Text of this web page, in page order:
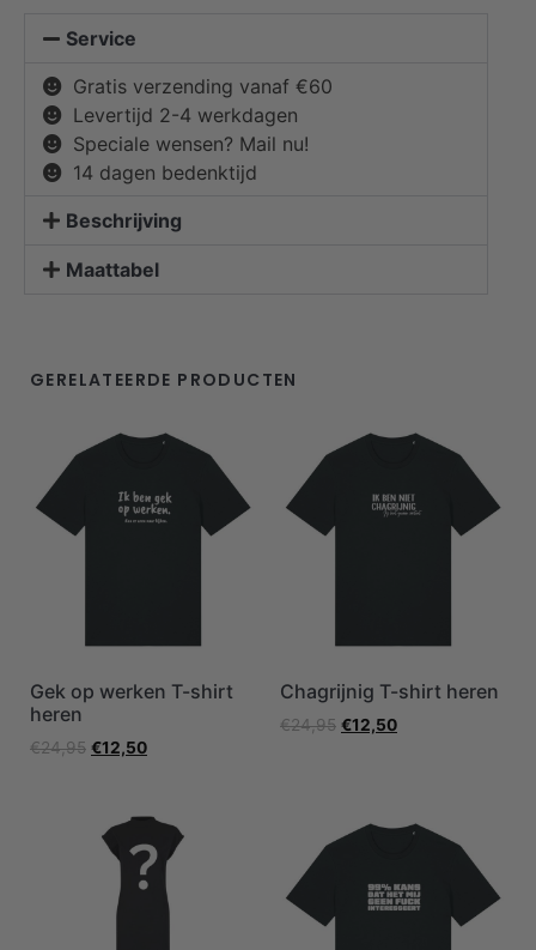
Service
Gratis verzending vanaf €60
Levertijd 2-4 werkdagen
Speciale wensen? Mail nu!
14 dagen bedenktijd
Beschrijving
Maattabel
GERELATEERDE PRODUCTEN
Gek op werken T-shirt
heren
€24,95 €12,50
Chagrijnig T-shirt heren
€24,95 €12,50